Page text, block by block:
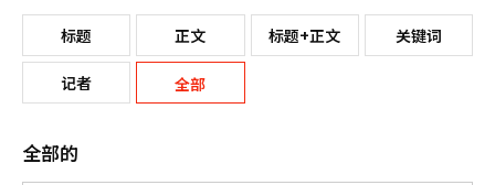
标题 正文 标题+正文 关键词
记者 全部
全部的